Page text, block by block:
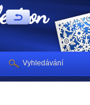
Vyhledávání